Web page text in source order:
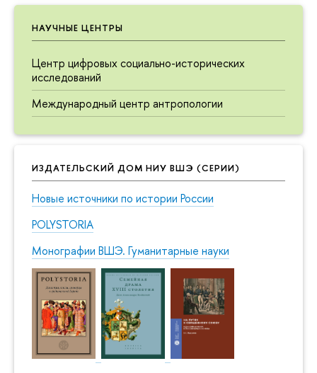
НАУЧНЫЕ ЦЕНТРЫ
Центр цифровых социально-исторических
исследований
Международный центр антропологии
ИЗДАТЕЛЬСКИЙ ДОМ НИУ ВШЭ (СЕРИИ)
Новые источники по истории России
POLYSTORIA
Монографии ВШЭ. Гуманитарные науки